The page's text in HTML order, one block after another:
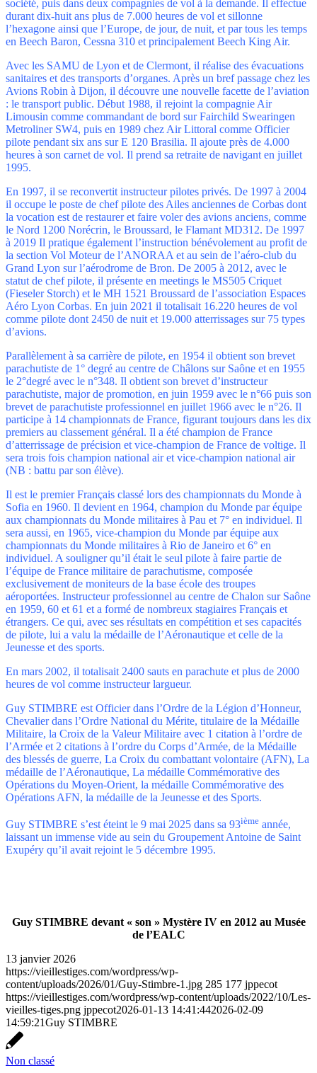
société, puis dans deux compagnies de vol à la demande. Il effectue
durant dix-huit ans plus de 7.000 heures de vol et sillonne
l’hexagone ainsi que l’Europe, de jour, de nuit, et par tous les temps
en Beech Baron, Cessna 310 et principalement Beech King Air.
Avec les SAMU de Lyon et de Clermont, il réalise des évacuations
sanitaires et des transports d’organes. Après un bref passage chez les
Avions Robin à Dijon, il découvre une nouvelle facette de l’aviation
: le transport public. Début 1988, il rejoint la compagnie Air
Limousin comme commandant de bord sur Fairchild Swearingen
Metroliner SW4, puis en 1989 chez Air Littoral comme Officier
pilote pendant six ans sur E 120 Brasilia. Il ajoute près de 4.000
heures à son carnet de vol. Il prend sa retraite de navigant en juillet
1995.
En 1997, il se reconvertit instructeur pilotes privés. De 1997 à 2004
il occupe le poste de chef pilote des Ailes anciennes de Corbas dont
la vocation est de restaurer et faire voler des avions anciens, comme
le Nord 1200 Norécrin, le Broussard, le Flamant MD312. De 1997
à 2019 Il pratique également l’instruction bénévolement au profit de
la section Vol Moteur de l’ANORAA et au sein de l’aéro-club du
Grand Lyon sur l’aérodrome de Bron. De 2005 à 2012, avec le
statut de chef pilote, il présente en meetings le MS505 Criquet
(Fieseler Storch) et le MH 1521 Broussard de l’association Espaces
Aéro Lyon Corbas. En juin 2021 il totalisait 16.220 heures de vol
comme pilote dont 2450 de nuit et 19.000 atterrissages sur 75 types
d’avions.
Parallèlement à sa carrière de pilote, en 1954 il obtient son brevet
parachutiste de 1° degré au centre de Châlons sur Saône et en 1955
le 2°degré avec le n°348. Il obtient son brevet d’instructeur
parachutiste, major de promotion, en juin 1959 avec le n°66 puis son
brevet de parachutiste professionnel en juillet 1966 avec le n°26. Il
participe à 14 championnats de France, figurant toujours dans les dix
premiers au classement général. Il a été champion de France
d’atterrissage de précision et vice-champion de France de voltige. Il
sera trois fois champion national air et vice-champion national air
(NB : battu par son élève).
Il est le premier Français classé lors des championnats du Monde à
Sofia en 1960. Il devient en 1964, champion du Monde par équipe
aux championnats du Monde militaires à Pau et 7° en individuel. Il
sera aussi, en 1965, vice-champion du Monde par équipe aux
championnats du Monde militaires à Rio de Janeiro et 6° en
individuel. A souligner qu’il était le seul pilote à faire partie de
l’équipe de France militaire de parachutisme, composée
exclusivement de moniteurs de la base école des troupes
aéroportées. Instructeur professionnel au centre de Chalon sur Saône
en 1959, 60 et 61 et a formé de nombreux stagiaires Français et
étrangers. Ce qui, avec ses résultats en compétition et ses capacités
de pilote, lui a valu la médaille de l’Aéronautique et celle de la
Jeunesse et des sports.
En mars 2002, il totalisait 2400 sauts en parachute et plus de 2000
heures de vol comme instructeur largueur.
Guy STIMBRE est Officier dans l’Ordre de la Légion d’Honneur,
Chevalier dans l’Ordre National du Mérite, titulaire de la Médaille
Militaire, la Croix de la Valeur Militaire avec 1 citation à l’ordre de
l’Armée et 2 citations à l’ordre du Corps d’Armée, de la Médaille
des blessés de guerre, La Croix du combattant volontaire (AFN), La
médaille de l’Aéronautique, La médaille Commémorative des
Opérations du Moyen-Orient, la médaille Commémorative des
Opérations AFN, la médaille de la Jeunesse et des Sports.
Guy STIMBRE s’est éteint le 9 mai 2025 dans sa 93ième année,
laissant un immense vide au sein du Groupement Antoine de Saint
Exupéry qu’il avait rejoint le 5 décembre 1995.
Guy STIMBRE devant « son » Mystère IV en 2012 au Musée
de l’EALC
13 janvier 2026
https://vieillestiges.com/wordpress/wp-
content/uploads/2026/01/Guy-Stimbre-1.jpg 285 177 jppecot
https://vieillestiges.com/wordpress/wp-content/uploads/2022/10/Les-
vieilles-tiges.png jppecot2026-01-13 14:41:442026-02-09
14:59:21Guy STIMBRE
Non classé